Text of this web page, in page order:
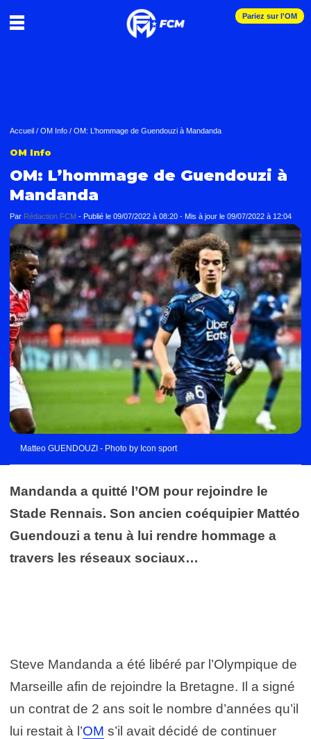
Pariez sur l'OM
Accueil / OM Info / OM: L’hommage de Guendouzi à Mandanda
OM Info
OM: L’hommage de Guendouzi à
Mandanda
Par Rédaction FCM - Publié le 09/07/2022 à 08:20 - Mis à jour le 09/07/2022 à 12:04
Matteo GUENDOUZI - Photo by Icon sport
Mandanda a quitté l’OM pour rejoindre le
Stade Rennais. Son ancien coéquipier Mattéo
Guendouzi a tenu à lui rendre hommage a
travers les réseaux sociaux…
Steve Mandanda a été libéré par l’Olympique de
Marseille afin de rejoindre la Bretagne. Il a signé
un contrat de 2 ans soit le nombre d’années qu’il
lui restait à l’OM s’il avait décidé de continuer